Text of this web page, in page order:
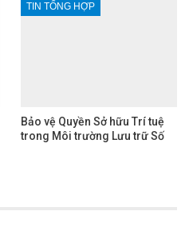
TIN TỔNG HỢP
Bảo vệ Quyền Sở hữu Trí tuệ
trong Môi trường Lưu trữ Số